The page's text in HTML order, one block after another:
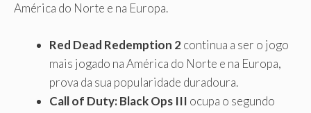
América do Norte e na Europa.
Red Dead Redemption 2continua a ser o jogo
mais jogado na América do Norte e na Europa,
prova da sua popularidade duradoura.
Call of Duty: Black Ops III ocupa o segundo